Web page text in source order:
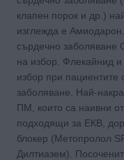
клапен порок и др.)
изглежда е
сърдечно заболяване
на избор. Флекайнид
избор при пациентите
заболяване. Най-
ПМ, които са наивни
подходящи за ЕКВ,
блокер (Метопролол
Дилтиазем).